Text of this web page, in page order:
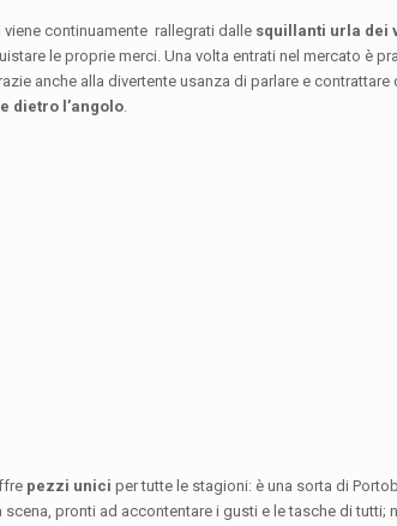
viene continuamente rallegrati dalle squillanti urla dei
le proprie merci. Una volta entrati nel mercato è
anche alla divertente usanza di parlare e
dietro l’angolo.
pezzi unici per tutte le stagioni: è una sorta di
pronti ad accontentare i gusti e le tasche di tutti;